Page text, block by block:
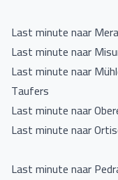
Last minute naar
Last minute naar
Last minute naar
Taufers
Last minute naar
Last minute naar
Last minute naar